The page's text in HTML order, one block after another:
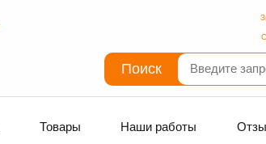
Поиск
Товары Наши работы